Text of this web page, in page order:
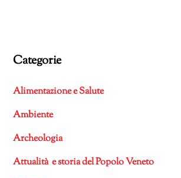
Categorie
Alimentazione e Salute
Ambiente
Archeologia
Attualità e storia del Popolo Veneto